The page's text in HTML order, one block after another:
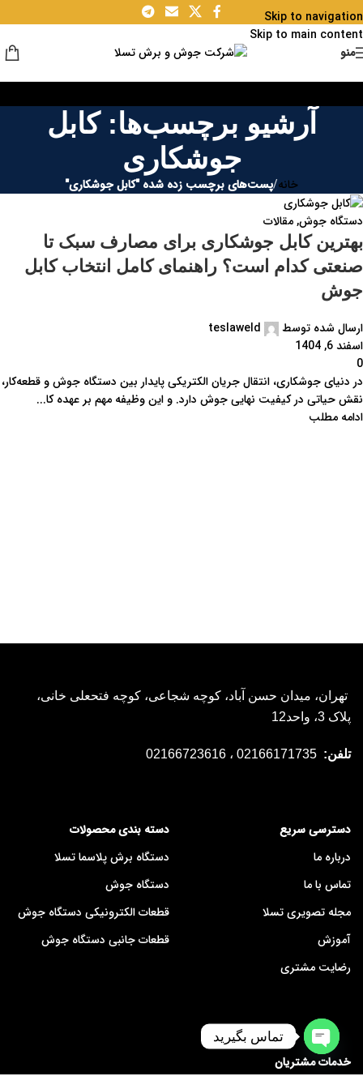
Skip to navigation
Skip to main content
منو
آرشیو برچسب‌ها: کابل
جوشکاری
خانه/پست‌های برچسب زده شده "کابل جوشکاری"
۳۰
فروردین
دستگاه جوش,مقالات
بهترین کابل جوشکاری برای مصارف سبک تا
صنعتی کدام است؟ راهنمای کامل انتخاب کابل
جوش
ارسال شده توسط
teslaweld
اسفند 6, 1404
0
در دنیای جوشکاری، انتقال جریان الکتریکی پایدار بین دستگاه جوش و قطعه‌کار،
نقش حیاتی در کیفیت نهایی جوش دارد. و این وظیفه مهم بر عهده کا...
ادامه مطلب
تهران، میدان حسن آباد، کوچه شجاعی، کوچه فتحعلی خانی،
پلاک 3، واحد12
تلفن:
دسترسی سریع
درباره ما
تماس با ما
مجله تصویری تسلا
آموزش
رضایت مشتری
دسته بندی محصولات
دستگاه برش پلاسما تسلا
دستگاه جوش
قطعات الکترونیکی دستگاه جوش
قطعات جانبی دستگاه جوش
خدمات مشتریان
تماس بگیرید
Open